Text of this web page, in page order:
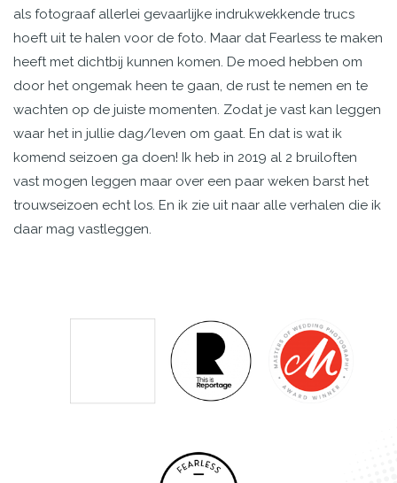
als fotograaf allerlei gevaarlijke indrukwekkende trucs
hoeft uit te halen voor de foto. Maar dat Fearless te maken
heeft met dichtbij kunnen komen. De moed hebben om
door het ongemak heen te gaan, de rust te nemen en te
wachten op de juiste momenten. Zodat je vast kan leggen
waar het in jullie dag/leven om gaat. En dat is wat ik
komend seizoen ga doen! Ik heb in 2019 al 2 bruiloften
vast mogen leggen maar over een paar weken barst het
trouwseizoen echt los. En ik zie uit naar alle verhalen die ik
daar mag vastleggen.